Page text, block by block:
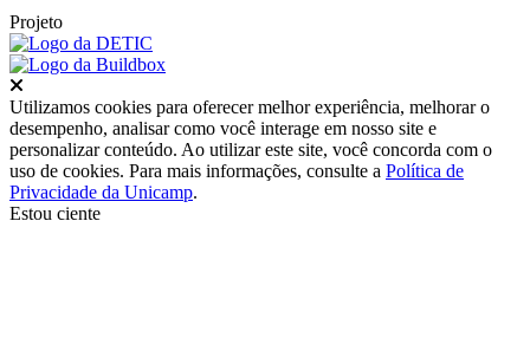
Projeto
Utilizamos cookies para oferecer melhor experiência, melhorar o
desempenho, analisar como você interage em nosso site e
personalizar conteúdo. Ao utilizar este site, você concorda com o
uso de cookies. Para mais informações, consulte a Política de
Privacidade da Unicamp.
Estou ciente